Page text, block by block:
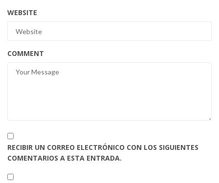
WEBSITE
COMMENT
RECIBIR UN CORREO ELECTRÓNICO CON LOS SIGUIENTES
COMENTARIOS A ESTA ENTRADA.